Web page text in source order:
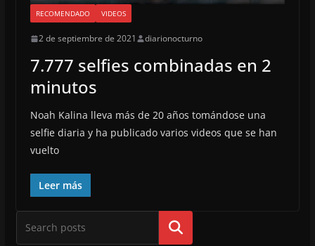
RECOMENDADO VIDEOS
2 de septiembre de 2021 diarionocturno
7.777 selfies combinadas en 2
minutos
Noah Kalina lleva más de 20 años tomándose una
selfie diaria y ha publicado varios videos que se han
vuelto
Leer más
Buscar